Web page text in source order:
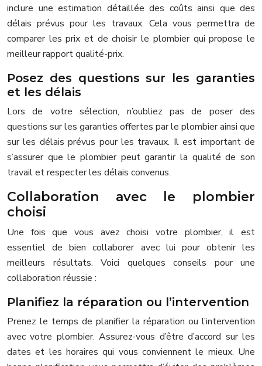
inclure une estimation détaillée des coûts ainsi que des
délais prévus pour les travaux. Cela vous permettra de
comparer les prix et de choisir le plombier qui propose le
meilleur rapport qualité-prix.
Posez des questions sur les garanties
et les délais
Lors de votre sélection, n’oubliez pas de poser des
questions sur les garanties offertes par le plombier ainsi que
sur les délais prévus pour les travaux. Il est important de
s’assurer que le plombier peut garantir la qualité de son
travail et respecter les délais convenus.
Collaboration avec le plombier
choisi
Une fois que vous avez choisi votre plombier, il est
essentiel de bien collaborer avec lui pour obtenir les
meilleurs résultats. Voici quelques conseils pour une
collaboration réussie :
Planifiez la réparation ou l’intervention
Prenez le temps de planifier la réparation ou l’intervention
avec votre plombier. Assurez-vous d’être d’accord sur les
dates et les horaires qui vous conviennent le mieux. Une